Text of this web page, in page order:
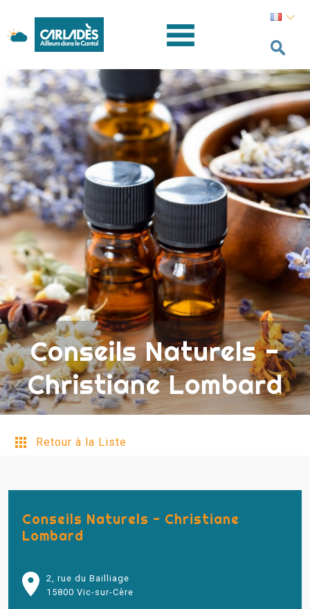
Conseils Naturels -
Christiane Lombard
Retour à la Liste
Conseils Naturels - Christiane
Lombard
2, rue du Bailliage
15800 Vic-sur-Cère